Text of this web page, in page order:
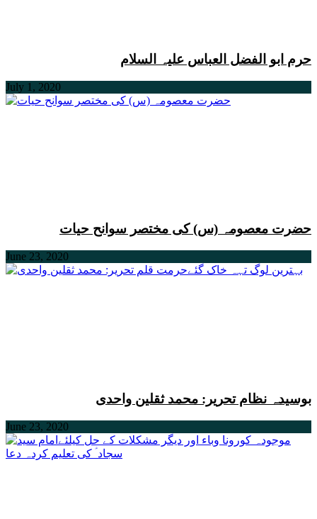
حرم ابو الفضل العباس علیہ السلام
July 1, 2020
حضرت معصومہ (س) کی مختصر سوانح حیات
June 23, 2020
بوسیدہ نظام تحریر: محمد ثقلین واحدی
June 23, 2020